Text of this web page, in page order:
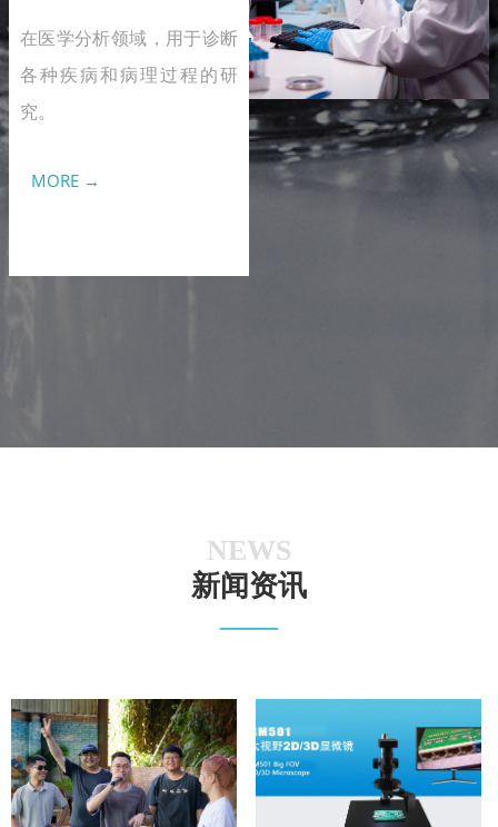
NEWS
新闻资讯
——
在医学分析领域，用于诊断
各种疾病和病理过程的研
究。
MORE →